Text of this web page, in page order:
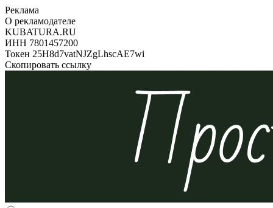
Реклама
О рекламодателе
KUBATURA.RU
ИНН 7801457200
Токен 25H8d7vatNJZgLhscAE7wi
Скопировать ссылку